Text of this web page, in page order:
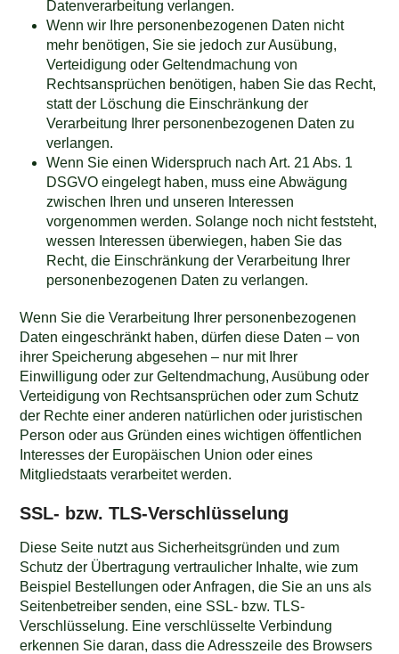
Datenverarbeitung verlangen.
Wenn wir Ihre personenbezogenen Daten nicht
mehr benötigen, Sie sie jedoch zur Ausübung,
Verteidigung oder Geltendmachung von
Rechtsansprüchen benötigen, haben Sie das Recht,
statt der Löschung die Einschränkung der
Verarbeitung Ihrer personenbezogenen Daten zu
verlangen.
Wenn Sie einen Widerspruch nach Art. 21 Abs. 1
DSGVO eingelegt haben, muss eine Abwägung
zwischen Ihren und unseren Interessen
vorgenommen werden. Solange noch nicht feststeht,
wessen Interessen überwiegen, haben Sie das
Recht, die Einschränkung der Verarbeitung Ihrer
personenbezogenen Daten zu verlangen.
Wenn Sie die Verarbeitung Ihrer personenbezogenen
Daten eingeschränkt haben, dürfen diese Daten – von
ihrer Speicherung abgesehen – nur mit Ihrer
Einwilligung oder zur Geltendmachung, Ausübung oder
Verteidigung von Rechtsansprüchen oder zum Schutz
der Rechte einer anderen natürlichen oder juristischen
Person oder aus Gründen eines wichtigen öffentlichen
Interesses der Europäischen Union oder eines
Mitgliedstaats verarbeitet werden.
SSL- bzw. TLS-Verschlüsselung
Diese Seite nutzt aus Sicherheitsgründen und zum
Schutz der Übertragung vertraulicher Inhalte, wie zum
Beispiel Bestellungen oder Anfragen, die Sie an uns als
Seitenbetreiber senden, eine SSL- bzw. TLS-
Verschlüsselung. Eine verschlüsselte Verbindung
erkennen Sie daran, dass die Adresszeile des Browsers